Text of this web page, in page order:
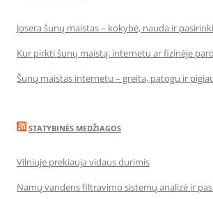
Josera šunų maistas – kokybė, nauda ir
Kur pirkti šunų maistą: internetu ar fizinėje
Šunų maistas internetu – greita, patogu ir
STATYBINĖS MEDŽIAGOS
Vilniuje prekiauja vidaus durimis
Namų vandens filtravimo sistemų analizė ir